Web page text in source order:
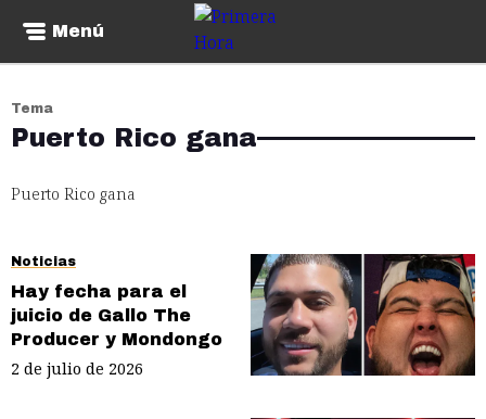
Menú
Tema
Puerto Rico gana
Puerto Rico gana
Noticias
Hay fecha para el
juicio de Gallo The
Producer y Mondongo
2 de julio de 2026